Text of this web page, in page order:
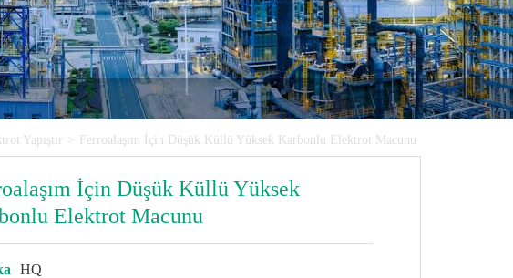
Yapıştır > Ferroalaşım İçin Düşük Küllü Yüksek Karbonlu Elektrot Macunu
İçin Düşük Küllü Yüksek
Elektrot Macunu
HQ